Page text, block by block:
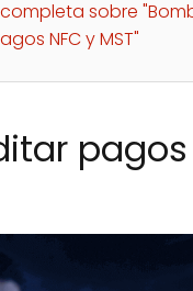
sobre
NFC y MST"
pagos